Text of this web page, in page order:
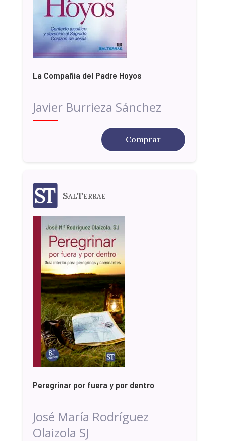
La Compañía del Padre Hoyos
Javier Burrieza Sánchez
Comprar
SalTerrae
Peregrinar por fuera y por dentro
José María Rodríguez
Olaizola SJ